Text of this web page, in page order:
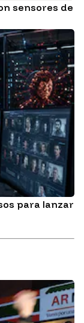
sensores de
para lanzar